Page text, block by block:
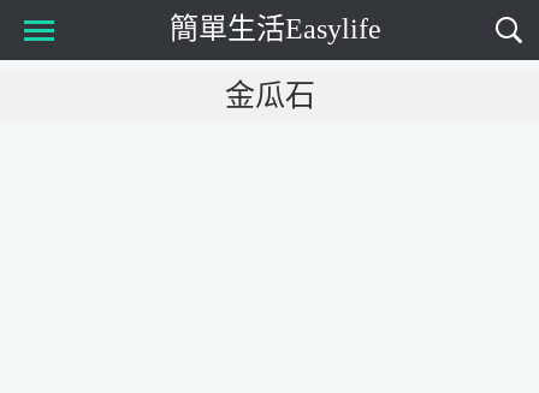
簡單生活Easylife
金瓜石